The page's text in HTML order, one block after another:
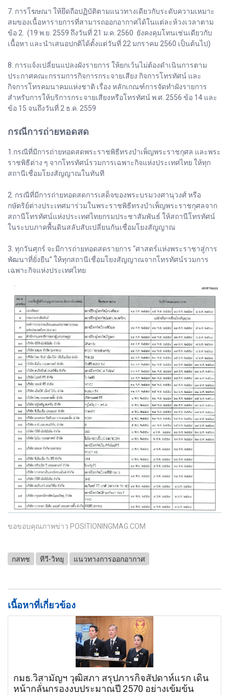
7. การโฆษณา ให้ยึดถือปฏิบัติตามแนวทางเดียวกับระดับความเหมาะ
สมของเนื้อหารายการที่สามารถออกอากาศได้ในแต่ละห้วงเวลาตาม
ข้อ 2. (19 พ.ย. 2559 ถึงวันที่ 21 ม.ค. 2560 ยังคงคุมโทนเช่นเดียวกับ
เนื้อหา และนำเสนอปกติได้ตั้งแต่วันที่ 22 มกราคม 2560 เป็นต้นไป)
8. การแจ้งเปลี่ยนแปลงผังรายการ ให้ยกเว้นไม่ต้องดำเนินการตาม
ประกาศคณะกรรมการกิจการกระจายเสียง กิจการโทรทัศน์ และ
กิจการโทรคมนาคมแห่งชาติ เรื่อง หลักเกณฑ์การจัดทำผังรายการ
สำหรับการให้บริการกระจายเสียงหรือโทรทัศน์ พ.ศ. 2556 ข้อ 14 และ
ข้อ 15 จนถึงวันที่ 2 ธ.ค. 2559
กรณีการถ่ายทอดสด
1.กรณีที่มีการถ่ายทอดสดพระราชพิธีทรงบำเพ็ญพระราชกุศล และพระ
ราชพิธีต่าง ๆ จากโทรทัศน์รวมการเฉพาะกิจแห่งประเทศไทย ให้ทุก
สถานีเชื่อมโยงสัญญาณในทันที
2. กรณีที่มีการถ่ายทอดสดการเสด็จของพระบรมวงศานุวงศ์ หรือ
กษัตริย์ต่างประเทศมาร่วมในพระราชพิธีทรงบำเพ็ญพระราชกุศลจาก
สถานีโทรทัศน์แห่งประเทศไทยกรมประชาสัมพันธ์ ให้สถานีโทรทัศน์
ในระบบภาคพื้นดินสลับสับเปลี่ยนกันเชื่อมโยงสัญญาณ
3. ทุกวันศุกร์ จะมีการถ่ายทอดสดรายการ “ศาสตร์แห่งพระราชาสู่การ
พัฒนาที่ยั่งยืน” ให้ทุกสถานีเชื่อมโยงสัญญาณจากโทรทัศน์รวมการ
เฉพาะกิจแห่งประเทศไทย
ขอขอบคุณภาพข่าว POSITIONINGMAG.COM
กสทช ทีวี-วิทยุ แนวทางการออกอากาศ
เนื้อหาที่เกี่ยวข้อง
กมธ.วิสามัญฯ วุฒิสภา สรุปภารกิจสัปดาห์แรก เดิน
หน้ากลั่นกรองงบประมาณปี 2570 อย่างเข้มข้น